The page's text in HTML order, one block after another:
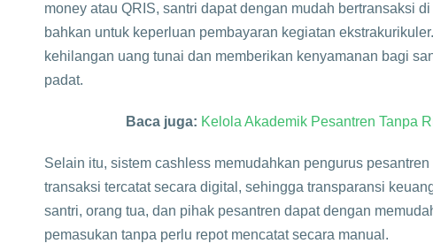
money atau QRIS, santri dapat dengan mudah bertransaksi
bahkan untuk keperluan pembayaran kegiatan
kehilangan uang tunai dan memberikan kenyamanan bagi
padat.
Baca juga: Kelola Akademik Pesantren Tanpa
Selain itu, sistem cashless memudahkan pengurus
transaksi tercatat secara digital, sehingga transparansi
santri, orang tua, dan pihak pesantren dapat dengan
pemasukan tanpa perlu repot mencatat secara manual.